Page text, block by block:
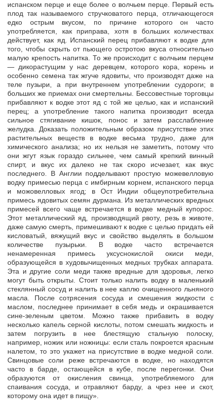
испанском перце и еще более о волчьем перце. Первый есть
плод так называемого стручковатого перца, отличающегося
едко острым вкусом, по причине которого он часто
употребляется, как приправа, хотя в больших количествах
действует, как яд. Испанский перец прибавляют к водке для
того, чтобы скрыть от пьющего остротою вкуса относительно
малую крепость напитка. То же происходит с волчьим перцем
— дикорастущим у нас деревцем, которого кора, корень и
особенно семена так жгуче ядовиты, что производят даже на
теле пузыри, а при внутреннем употреблении судороги; в
больших же приемах они смертельны. Бессовестные торговцы
прибавляют к водке этот яд с той же целью, как и испанский
перец; а употребление такого напитка производит всегда
сильное стягивание кишок, понос и затем расслабление
желудка. Доказать положительным образом присутствие этих
растительных веществ в водке весьма трудно, даже для
химического анализа; но их нельзя не заметить, потому что
они жгут язык гораздо сильнее, чем самый крепкий винный
спирт, и вкус их далеко не так скоро исчезает, как вкус
последнего. В Англии подделывают простую можевелловую
водку примесью перца с имбирным корнем, испанского перца
и можовелловых ягод; в Ост Индии общеупотребительна
примесь ядовитых семян дурмана. Из металлических вредных
примесей всего чаще встречается в водке медный купорос.
Этот металлический яд, производящий рвоту, резь в животе,
даже самую смерть, примешивают к водке с целью придать ей
кисловатый, вяжущий вкус и свойство выделять в большом
количестве пузырьки. В водке часто встречается
ненамеренная примесь уксуснокислой окиси меди,
образующейся в худовычищенных медных трубках аппарата.
Эта и другие соли меди также вредные для здоровья, легко
могут быть открыты. Стоит только налить водку в маленький
стеклянный сосуд и налить в нее каплю очищенного льняного
масла. После сотрясения сосуда и смешения жидкости с
маслом, последнее принимает в себя медь и окрашивается
сине-зеленым цветом. Можно также прибавить в водку
несколько капель серной кислоты, потом смешать жидкость и
затем погрузить в нее блестящую стальную полоску,
например, ножик или ножницы: если сталь покроется красным
налетом, то это укажет на присутствие в водке медной соли.
Свинцовые соли реже встречаются в водке, но находятся
часто в барде, остающейся в кубе, после перегонки. Они
образуются от окисления свинца, употребляемого для
спаивания сосуда, и отравляют барду, а чрез нее и скот,
которому она идет в пищу».